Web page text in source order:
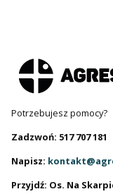
Potrzebujesz pomocy?
Zadzwoń: 517 707 181
Napisz:
Przyjdź: Os. Na